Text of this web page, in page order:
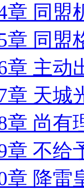
章 同盟
章 同盟
章 主动
章 天城
章 尚有
章 不给
章 降雷